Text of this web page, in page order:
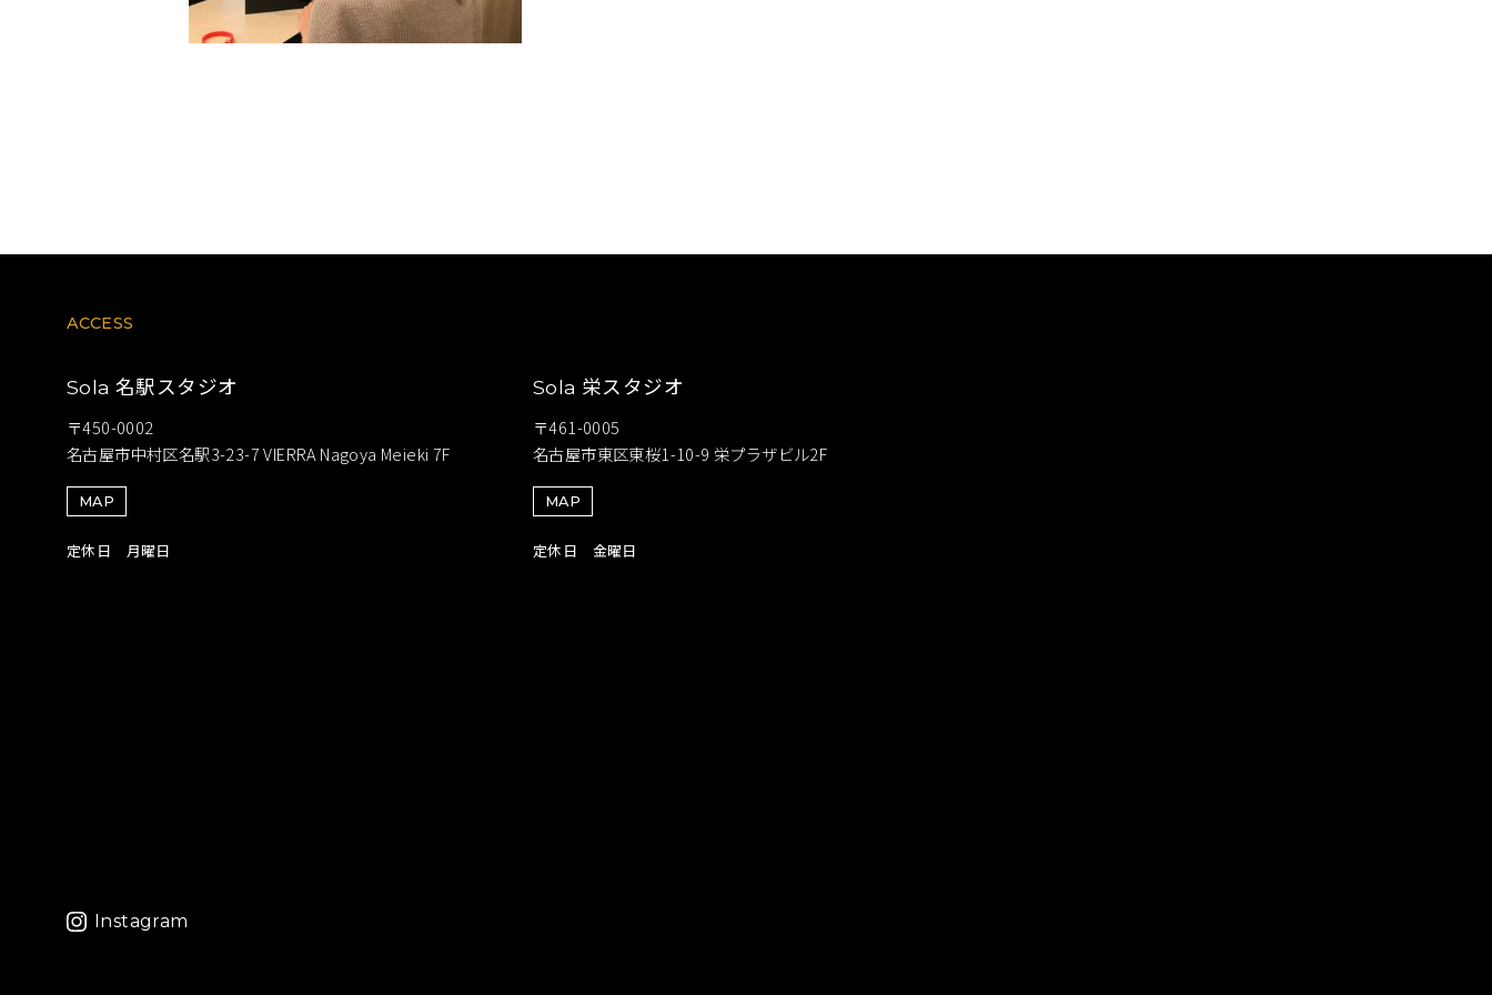
ACCESS
Sola 名駅スタジオ
〒450-0002
名古屋市中村区名駅3-23-7 VIERRA Nagoya Meieki 7F
MAP
定休日 月曜日
Sola 栄スタジオ
〒461-0005
名古屋市東区東桜1-10-9 栄プラザビル2F
MAP
定休日 金曜日
Instagram